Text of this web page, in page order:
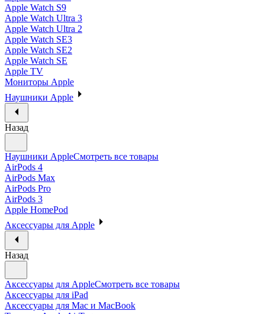
Apple Watch S9
Apple Watch Ultra 3
Apple Watch Ultra 2
Apple Watch SE3
Apple Watch SE2
Apple Watch SE
Apple TV
Мониторы Apple
Наушники Apple
Назад
Наушники AppleСмотреть все товары
AirPods 4
AirPods Max
AirPods Pro
AirPods 3
Apple HomePod
Аксессуары для Apple
Назад
Аксессуары для AppleСмотреть все товары
Аксессуары для iPad
Аксессуары для Mac и MacBook